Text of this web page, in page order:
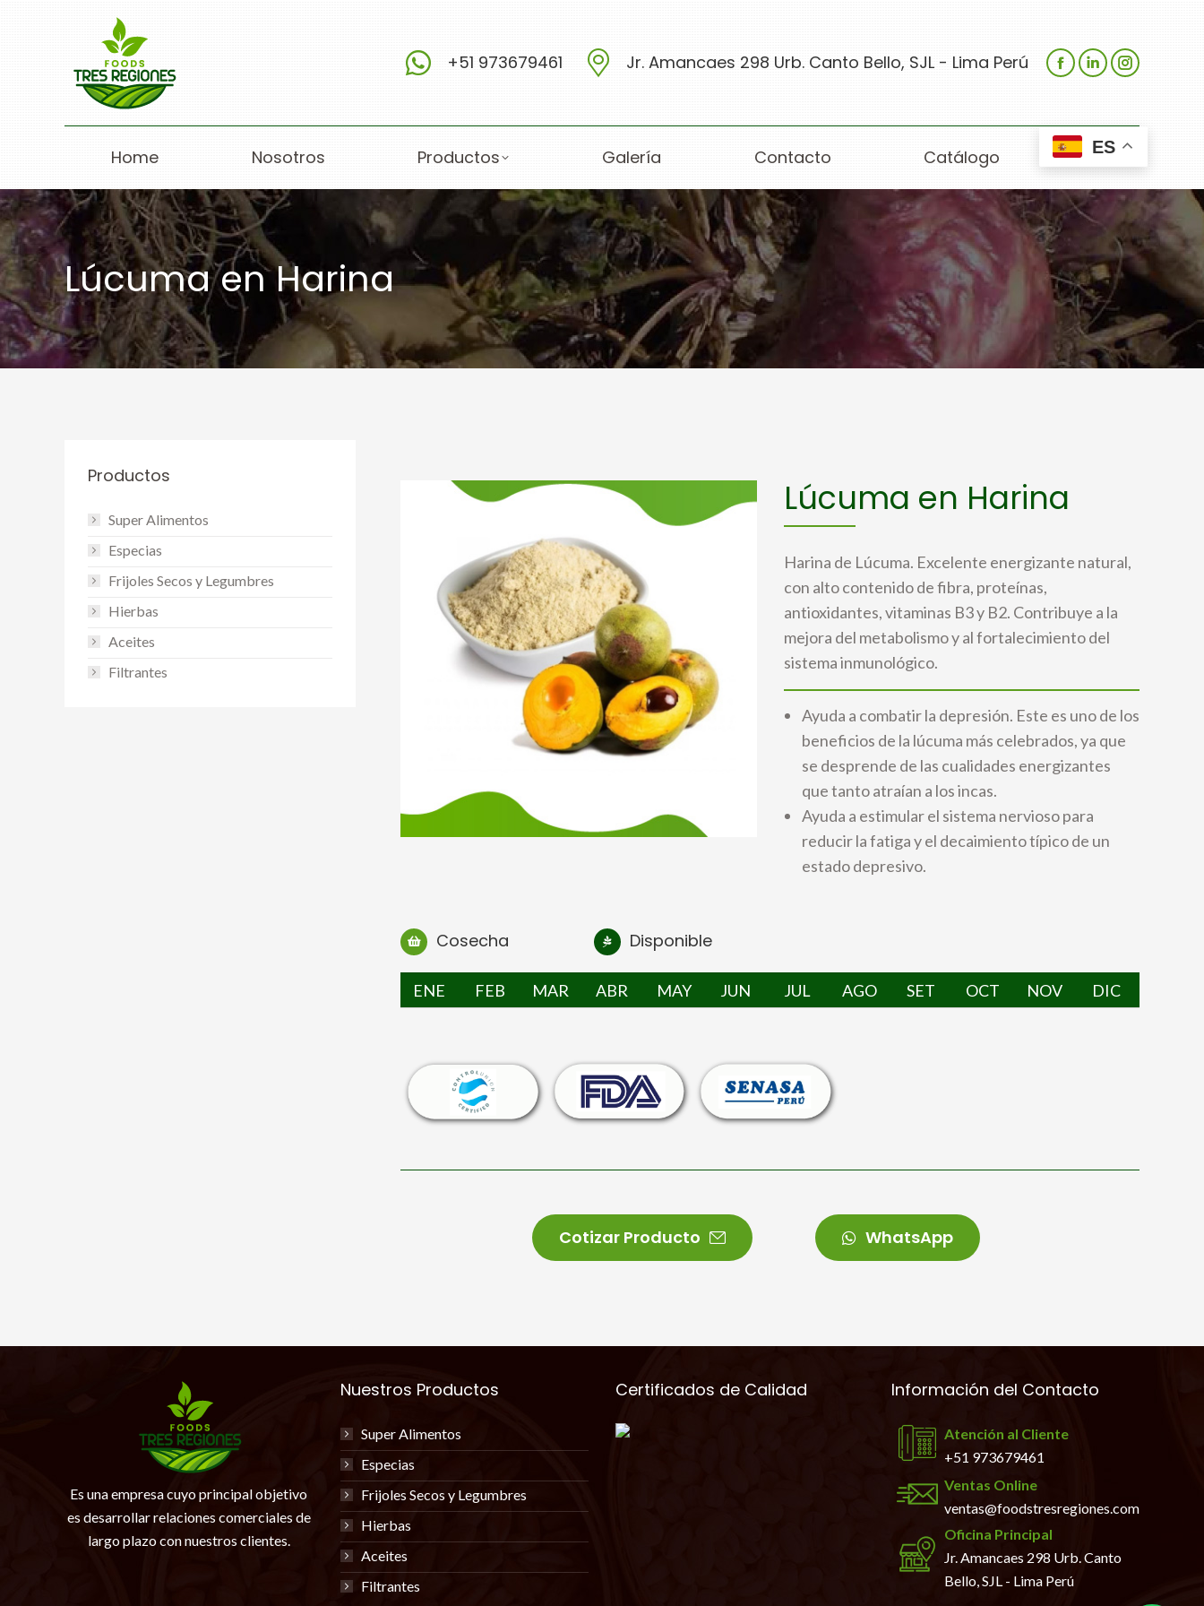
+51 973679461 Jr. Amancaes 298 Urb. Canto Bello, SJL - Lima Perú
Home Nosotros Productos Galería Contacto Catálogo ES
Lúcuma en Harina
Lúcuma en Harina
Harina de Lúcuma. Excelente energizante natural,
con alto contenido de fibra, proteínas,
antioxidantes, vitaminas B3 y B2. Contribuye a la
mejora del metabolismo y al fortalecimiento del
sistema inmunológico.
Ayuda a combatir la depresión. Este es uno de los
beneficios de la lúcuma más celebrados, ya que
se desprende de las cualidades energizantes
que tanto atraían a los incas.
Ayuda a estimular el sistema nervioso para
reducir la fatiga y el decaimiento típico de un
estado depresivo.
Cosecha Disponible
ENE FEB MAR ABR MAY JUN JUL AGO SET OCT NOV DIC
Cotizar Producto WhatsApp
Productos
Super Alimentos
Especias
Frijoles Secos y Legumbres
Hierbas
Aceites
Filtrantes
Es una empresa cuyo principal objetivo
es desarrollar relaciones comerciales de
largo plazo con nuestros clientes.
Nuestros Productos
Super Alimentos
Especias
Frijoles Secos y Legumbres
Hierbas
Aceites
Filtrantes
Certificados de Calidad Información del Contacto
Atención al Cliente
+51 973679461
Ventas Online
ventas@foodstresregiones.com
Oficina Principal
Jr. Amancaes 298 Urb. Canto
Bello, SJL - Lima Perú